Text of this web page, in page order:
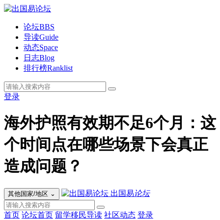
论坛BBS
导读Guide
动态Space
日志Blog
排行榜Ranklist
登录
海外护照有效期不足6个月：这
个时间点在哪些场景下会真正
造成问题？
其他国家/地区 ⌄ 出国易论坛
首页 论坛首页 留学移民导读 社区动态 登录